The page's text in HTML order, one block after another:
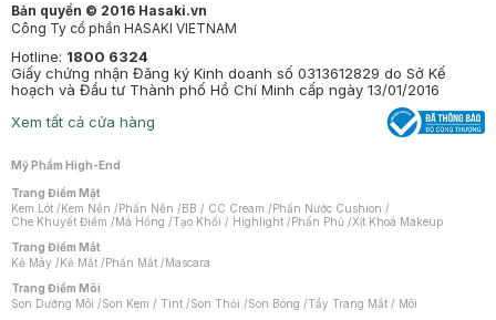
Bản quyền © 2016 Hasaki.vn
Công Ty cổ phần HASAKI VIETNAM
Hotline: 1800 6324
Giấy chứng nhận Đăng ký Kinh doanh số 0313612829 do Sở Kế
hoạch và Đầu tư Thành phố Hồ Chí Minh cấp ngày 13/01/2016
Xem tất cả cửa hàng
Mỹ Phẩm High-End
Trang Điểm Mặt
Kem Lót /Kem Nền /Phấn Nền /BB / CC Cream /Phấn Nước Cushion /
Che Khuyết Điểm /Má Hồng /Tạo Khối / Highlight /Phấn Phủ /Xịt Khoá Makeup
Trang Điểm Mắt
Kẻ Mày /Kẻ Mắt /Phấn Mắt /Mascara
Trang Điểm Môi
Son Dưỡng Môi /Son Kem / Tint /Son Thỏi /Son Bóng /Tẩy Trang Mắt / Môi